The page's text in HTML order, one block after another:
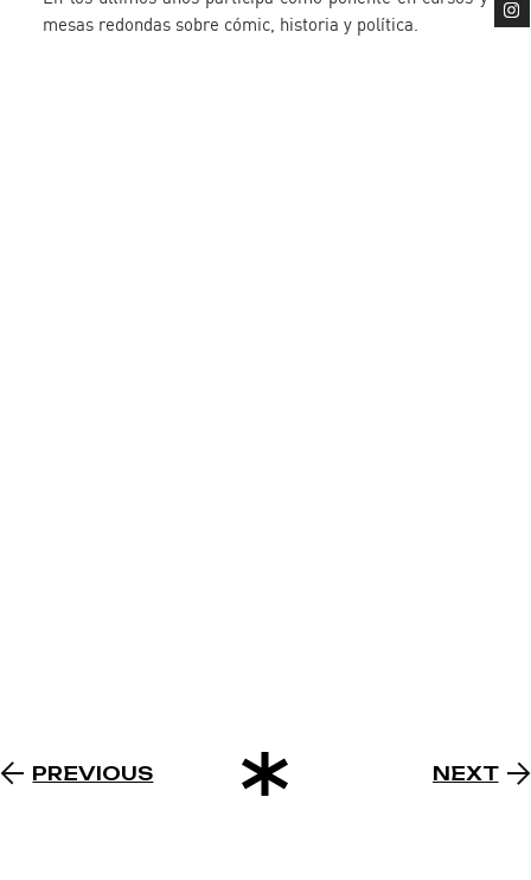
mesas redondas sobre cómic, historia y política.
PREVIOUS NEXT